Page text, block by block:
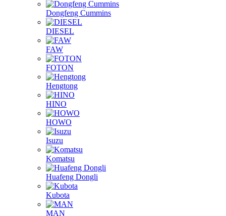
Dongfeng Cummins
DIESEL
FAW
FOTON
Hengtong
HINO
HOWO
Isuzu
Komatsu
Huafeng Dongli
Kubota
MAN